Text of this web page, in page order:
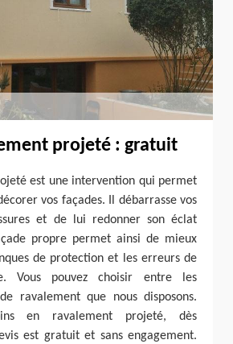
projeté : gratuit
est une intervention qui permet
vos façades. Il débarrasse vos
et de lui redonner son éclat
propre permet ainsi de mieux
de protection et les erreurs de
Vous pouvez choisir entre les
ravalement que nous disposons.
en ravalement projeté, dès
est gratuit et sans engagement.